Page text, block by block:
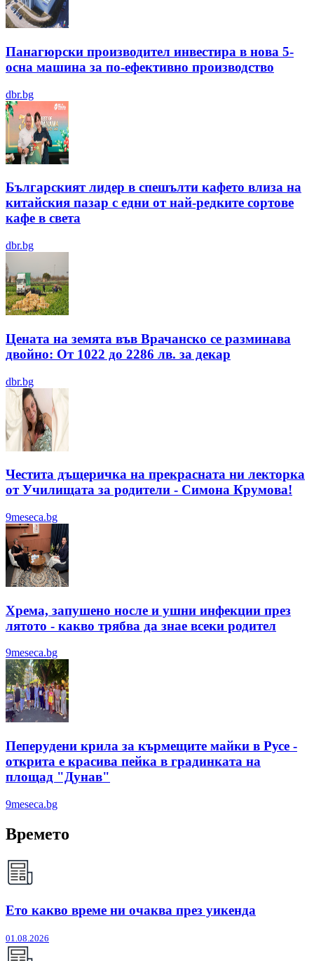
Панагюрски производител инвестира в нова 5-
осна машина за по-ефективно производство
dbr.bg
Българският лидер в спешълти кафето влиза на
китайския пазар с едни от най-редките сортове
кафе в света
dbr.bg
Цената на земята във Врачанско се разминава
двойно: От 1022 до 2286 лв. за декар
dbr.bg
Честита дъщеричка на прекрасната ни лекторка
от Училищата за родители - Симона Крумова!
9meseca.bg
Хрема, запушено носле и ушни инфекции през
лятотo - какво трябва да знае всеки родител
9meseca.bg
Пеперудени крила за кърмещите майки в Русе -
открита е красива пейка в градинката на
площад "Дунав"
9meseca.bg
Времето
Ето какво време ни очаква през уикенда
01.08.2026